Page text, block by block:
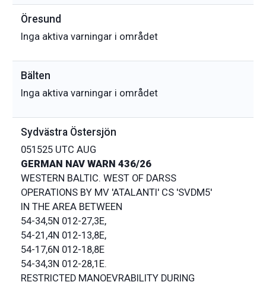
Öresund
Inga aktiva varningar i området
Bälten
Inga aktiva varningar i området
Sydvästra Östersjön
051525 UTC AUG
GERMAN NAV WARN 436/26
WESTERN BALTIC. WEST OF DARSS
OPERATIONS BY MV 'ATALANTI' CS 'SVDM5'
IN THE AREA BETWEEN
54-34,5N 012-27,3E,
54-21,4N 012-13,8E,
54-17,6N 012-18,8E
54-34,3N 012-28,1E.
RESTRICTED MANOEVRABILITY DURING